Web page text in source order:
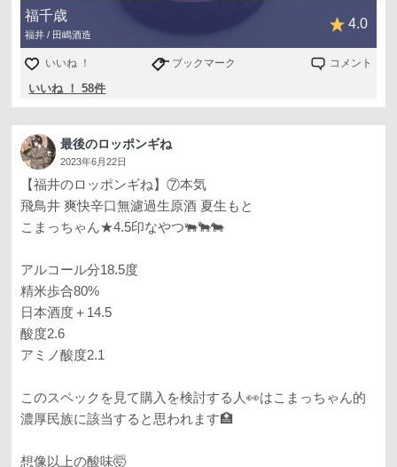
福千歳
福井 / 田嶋酒造
4.0
いいね ！ ブックマーク コメント
いいね ！ 58件
最後のロッポンギね
2023年6月22日
【福井のロッポンギね】⑦本気
飛鳥井 爽快辛口無濾過生原酒 夏生もと
こまっちゃん★4.5印なやつ🐃🐂🐄
アルコール分18.5度
精米歩合80%
日本酒度＋14.5
酸度2.6
アミノ酸度2.1
このスペックを見て購入を検討する人👀はこまっちゃん的
濃厚民族に該当すると思われます🏥
想像以上の酸味🤯